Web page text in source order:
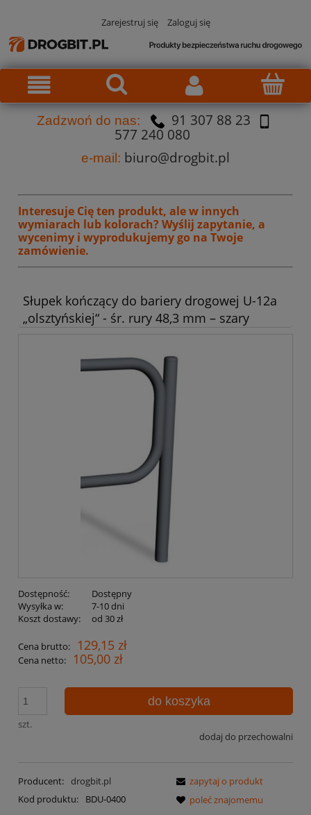
Zarejestruj się Zaloguj się
Zadzwoń do nas:
91 307 88 23
577 240 080
e-mail: biuro@drogbit.pl
Interesuje Cię ten produkt, ale w innych
wymiarach lub kolorach? Wyślij zapytanie, a
wycenimy i wyprodukujemy go na Twoje
zamówienie.
Słupek kończący do bariery drogowej U-12a
„olsztyńskiej“ - śr. rury 48,3 mm – szary
Dostępność:
Dostępny
Wysyłka w:
7-10 dni
Koszt dostawy:
od 30 zł
Cena brutto: 129,15 zł
Cena netto: 105,00 zł
szt.
do koszyka
dodaj do przechowalni
Producent: drogbit.pl
Kod produktu:
BDU-0400
zapytaj o produkt
poleć znajomemu